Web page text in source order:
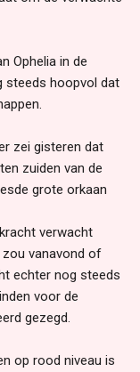
Ophelia in de
steeds hoopvol dat
zei gisteren dat
zuiden van de
grote orkaan
verwacht
zou vanavond of
echter nog steeds
voor de
gezegd.
op rood niveau is